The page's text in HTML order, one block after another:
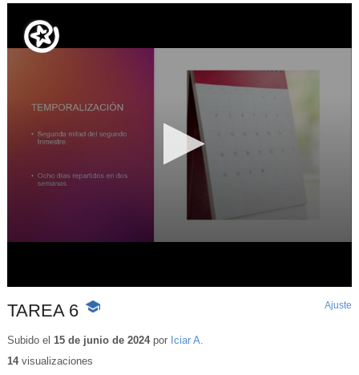
TAREA 6 -
educativo
Ajuste
Subido el 15 de junio de 2024por Iciar A.
14visualizaciones